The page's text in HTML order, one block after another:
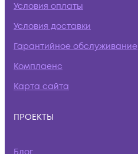
Условия оплаты
Условия доставки
Гарантийное обслуживание
Комплаенс
Карта сайта
ПРОЕКТЫ